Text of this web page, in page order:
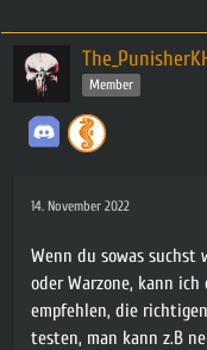
Member
14. November 2022
Wenn du sowas suchst
oder Warzone, kann
empfehlen, die
testen, man kann z.B